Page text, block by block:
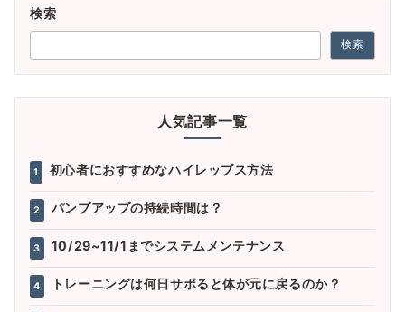
検索
検索
人気記事一覧
1 初心者におすすめなハイレップス方法
2 パンプアップの持続時間は？
3 10/29~11/1までシステムメンテナンス
4 トレーニングは何日サボると体が元に戻るのか？